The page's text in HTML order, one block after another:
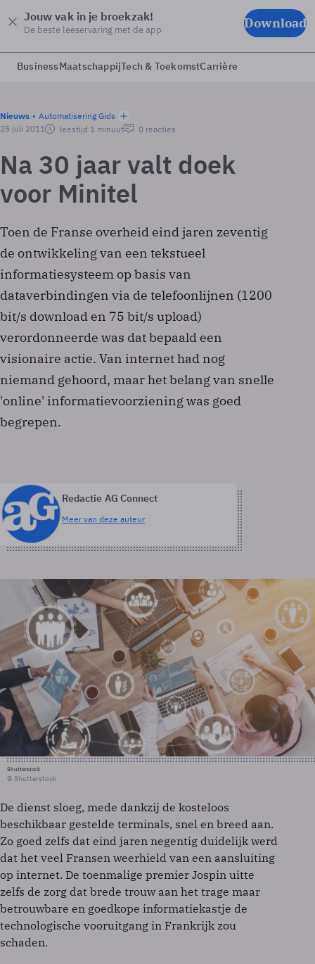
Jouw vak in je broekzak!
De beste leeservaring met de app Download
BusinessMaatschappijTech & ToekomstCarrière
Nieuws
Automatisering Gids
25 juli 2011
leestijd 1 minuut 0 reacties
Na 30 jaar valt doek
voor Minitel
Toen de Franse overheid eind jaren zeventig
de ontwikkeling van een tekstueel
informatiesysteem op basis van
dataverbindingen via de telefoonlijnen (1200
bit/s download en 75 bit/s upload)
verordonneerde was dat bepaald een
visionaire actie. Van internet had nog
niemand gehoord, maar het belang van snelle
'online' informatievoorziening was goed
begrepen.
Redactie AG Connect
Meer van deze auteur
Shutterstock
© Shutterstock
De dienst sloeg, mede dankzij de kosteloos
beschikbaar gestelde terminals, snel en breed aan.
Zo goed zelfs dat eind jaren negentig duidelijk werd
dat het veel Fransen weerhield van een aansluiting
op internet. De toenmalige premier Jospin uitte
zelfs de zorg dat brede trouw aan het trage maar
betrouwbare en goedkope informatiekastje de
technologische vooruitgang in Frankrijk zou
schaden.